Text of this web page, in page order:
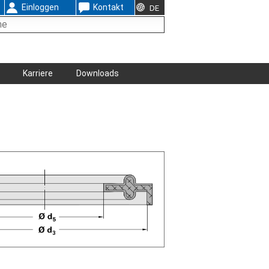
Einloggen Kontakt DE
Karriere Downloads